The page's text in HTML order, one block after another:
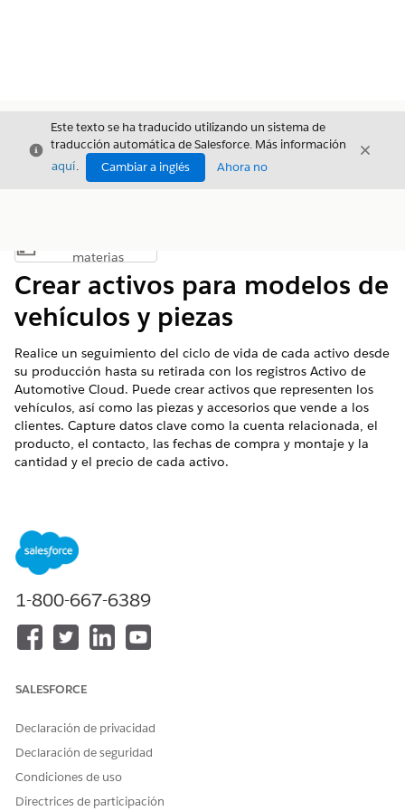
Cerrar
Este texto se ha traducido utilizando un sistema de
traducción automática de Salesforce. Más información
aquí. Cambiar a inglés Ahora no
Cerrar
Mostrar índice de materias
materias
Crear activos para modelos de
vehículos y piezas
Realice un seguimiento del ciclo de vida de cada activo desde
su producción hasta su retirada con los registros Activo de
Automotive Cloud. Puede crear activos que representen los
vehículos, así como las piezas y accesorios que vende a los
clientes. Capture datos clave como la cuenta relacionada, el
producto, el contacto, las fechas de compra y montaje y la
cantidad y el precio de cada activo.
Disponible en:
Developer Edition
PERMISOS DE USUARIO NECESARIOS
Para crear activos:
Asegúrese de que su administrador ha agregado los campos y
que tiene usted asignado.
Desde el Iniciador de aplicación, busque y seleccione
Activos.
Haga clic enNuevo.
1-800-667-6389
SALESFORCE
Declaración de privacidad
Declaración de seguridad
Condiciones de uso
Directrices de participación